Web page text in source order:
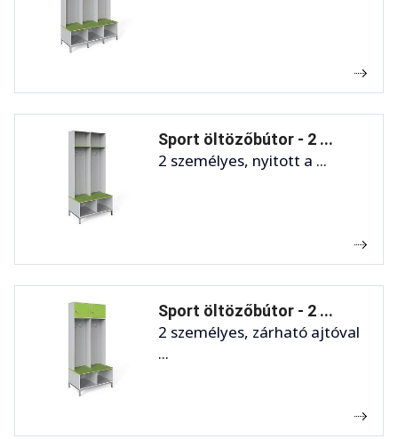
Sport öltözőbútor - 2 ...
2 személyes, nyitott a ...
Sport öltözőbútor - 2 ...
2 személyes, zárható ajtóval
...